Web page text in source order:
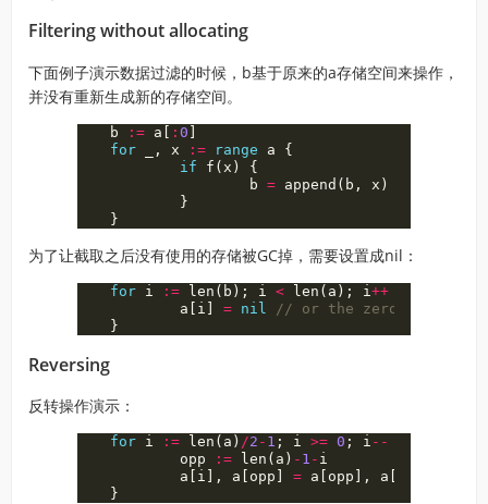
Filtering without allocating
下面例子演示数据过滤的时候，b基于原来的a存储空间来操作，
并没有重新生成新的存储空间。
b := a [ : 0 ]
for
, x := range a
{
if
f ( x )
{
b = append ( b , x )
}
}
为了让截取之后没有使用的存储被GC掉，需要设置成nil：
for i := len ( b ); i < len ( a ); i ++
a [ i ] = nil
// or the zero value of
}
Reversing
反转操作演示：
for i := len ( a ) /2 - 1 ; i >= 0 ; i --
opp
:= len ( a ) - 1 - i
a
i ], a opp = a opp ], a
}